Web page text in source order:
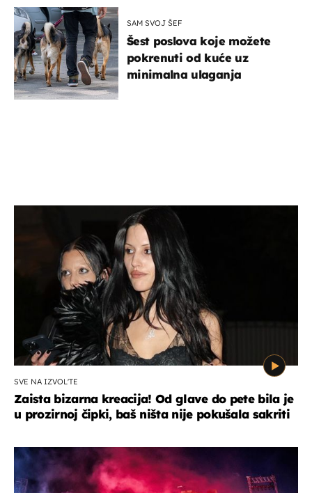
SAM SVOJ ŠEF
Šest poslova koje možete
pokrenuti od kuće uz
minimalna ulaganja
SVE NA IZVOL'TE
Zaista bizarna kreacija! Od glave do pete bila je
u prozirnoj čipki, baš ništa nije pokušala sakriti